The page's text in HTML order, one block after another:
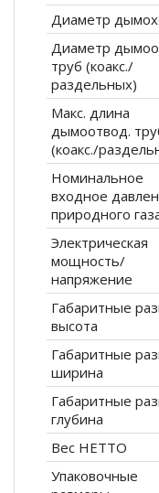
Диаметр
Диаметр
труб (коакс./
раздельных)
Макс. длина
дымоотвод.
(коакс./
Номинальное
входное
природного
Электрическая
мощность/
напряжение
Габаритные
высота
Габаритные
ширина
Габаритные
глубина
Вес НЕТТО
Упаковочные